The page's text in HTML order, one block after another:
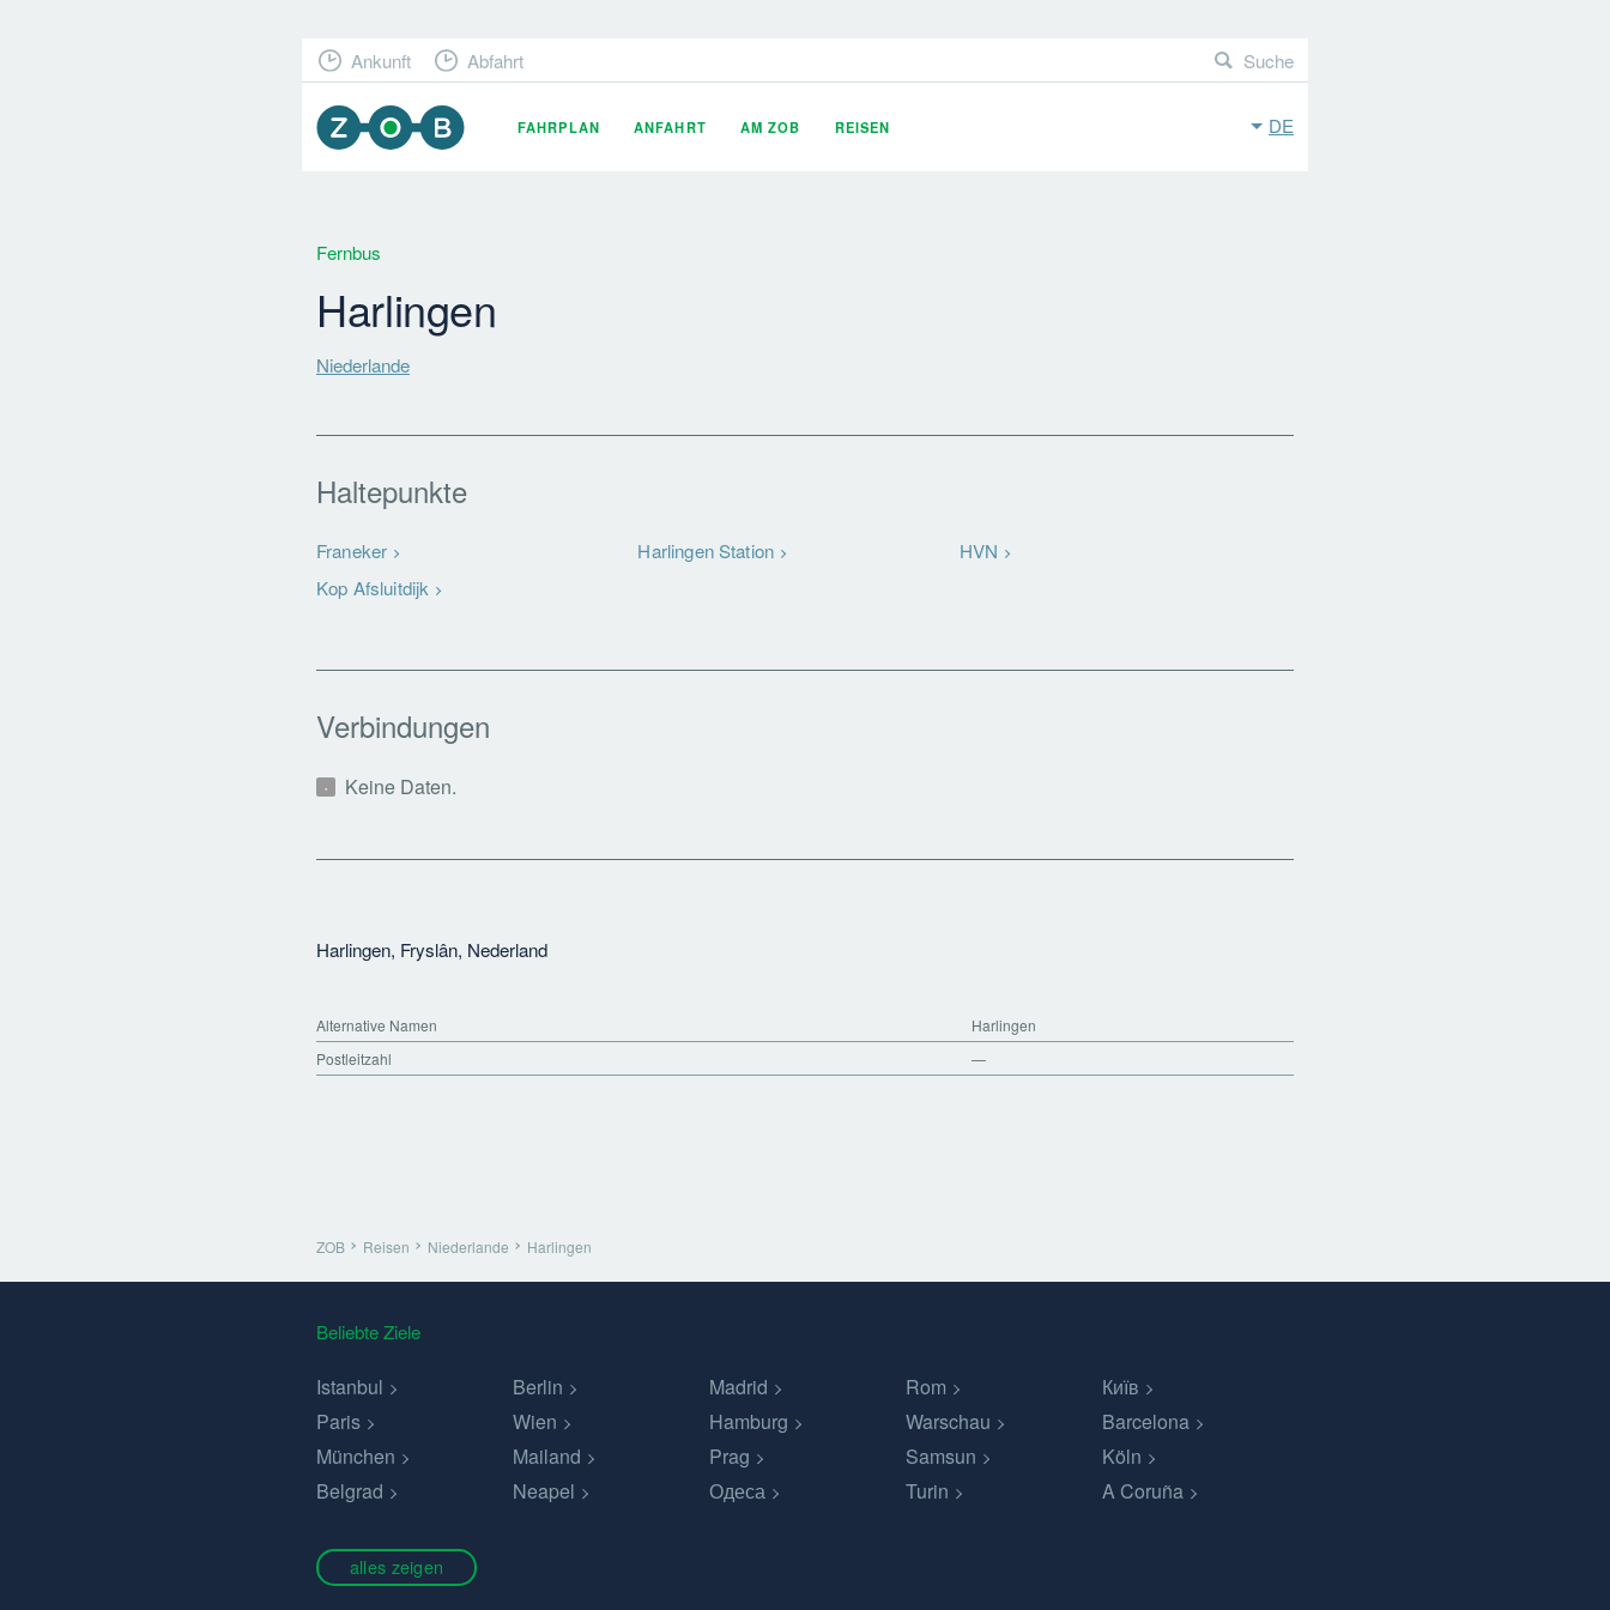
DE
FAHRPLAN ANFAHRT AM ZOB REISEN
Ankunft Abfahrt Suche
Fernbus
Harlingen
Niederlande
Haltepunkte
Franeker Harlingen Station
HVN
Kop Afsluitdijk
Verbindungen
Keine Daten.
Harlingen, Fryslân, Nederland
Alternative Namen
Harlingen
Postleitzahl
—
ZOB Reisen Niederlande Harlingen
Beliebte Ziele
Istanbul Berlin Madrid Rom
Київ
Paris
Wien Hamburg Warschau
Barcelona
München
Mailand Prag Samsun
Köln
Belgrad
Neapel Одеса Turin A Coruña
alles zeigen